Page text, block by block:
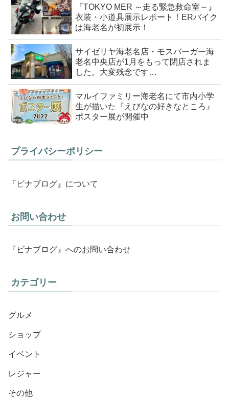
『TOKYO MER ～走る緊急救命室～』
衣装・小道具展示レポート！ERバイク
は海老名が初展示！
サイゼリヤ海老名店・モスバーガー海
老名中央店が1月をもって閉店されま
した。大変残念です…
マルイファミリー海老名にて市内小学
生が描いた『えびなの好きなところ』
ポスター展が開催中
プライバシーポリシー
『ビナブログ』について
お問い合わせ
『ビナブログ』へのお問い合わせ
カテゴリー
グルメ
ショップ
イベント
レジャー
その他